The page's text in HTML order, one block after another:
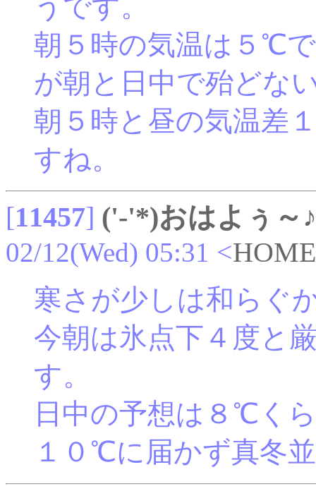
うです。
朝５時の気温は５℃
が朝と日中で殆どな
朝５時と昼の気温差
すね。
[11457] ('-'*)おはよぅ～♪
02/12(Wed) 05:31 <HOME
寒さが少しは和らぐ
今朝は氷点下４度と
す。
日中の予想は８℃く
１０℃に届かず真冬